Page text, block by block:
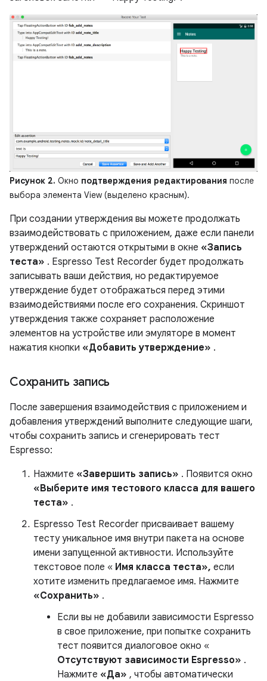
Рисунок 2. Окно подтверждения редактирования после
выбора элемента View (выделено красным).
При создании утверждения вы можете продолжать
взаимодействовать с приложением, даже если панели
утверждений остаются открытыми в окне «Запись
теста» . Espresso Test Recorder будет продолжать
записывать ваши действия, но редактируемое
утверждение будет отображаться перед этими
взаимодействиями после его сохранения. Скриншот
утверждения также сохраняет расположение
элементов на устройстве или эмуляторе в момент
нажатия кнопки «Добавить утверждение» .
Сохранить запись
После завершения взаимодействия с приложением и
добавления утверждений выполните следующие шаги,
чтобы сохранить запись и сгенерировать тест
Espresso:
Нажмите «Завершить запись» . Появится окно
«Выберите имя тестового класса для вашего
теста» .
Espresso Test Recorder присваивает вашему
тесту уникальное имя внутри пакета на основе
имени запущенной активности. Используйте
текстовое поле « Имя класса теста», если
хотите изменить предлагаемое имя. Нажмите
«Сохранить» .
Если вы не добавили зависимости Espresso
в свое приложение, при попытке сохранить
тест появится диалоговое окно «
Отсутствуют зависимости Espresso» .
Нажмите «Да» , чтобы автоматически